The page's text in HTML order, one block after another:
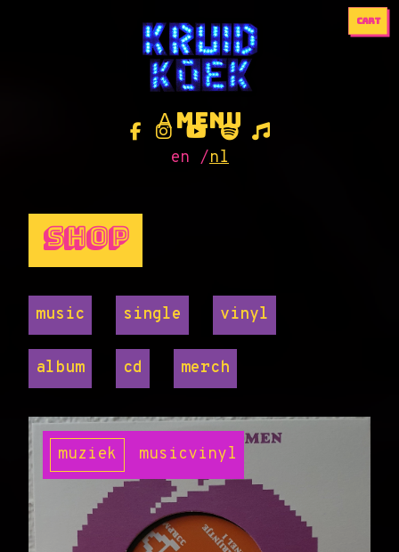
A menu
en /nl
no products
cart
Shop
music single vinyl
album cd merch
muziek musicvinyl